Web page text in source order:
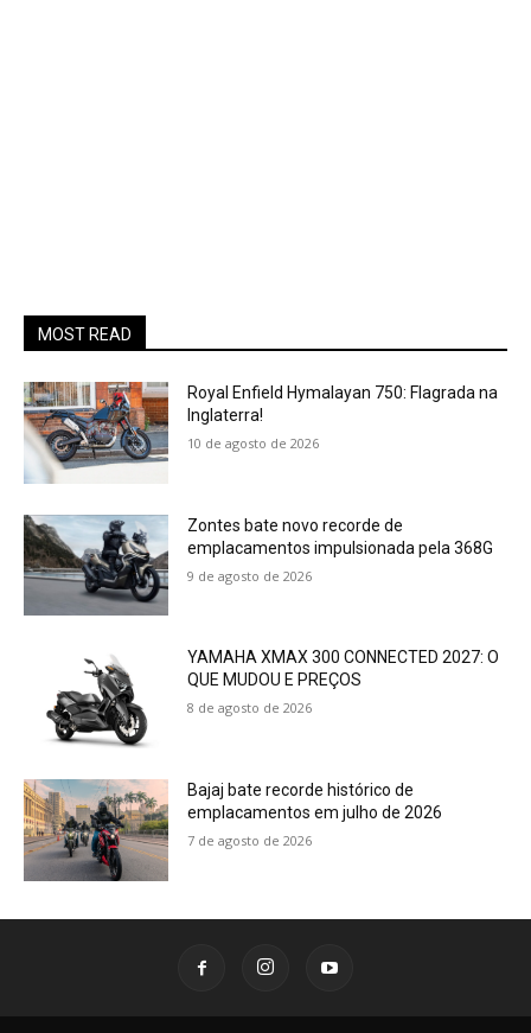
MOST READ
Royal Enfield Hymalayan 750: Flagrada na
Inglaterra!
10 de agosto de 2026
Zontes bate novo recorde de
emplacamentos impulsionada pela 368G
9 de agosto de 2026
YAMAHA XMAX 300 CONNECTED 2027: O
QUE MUDOU E PREÇOS
8 de agosto de 2026
Bajaj bate recorde histórico de
emplacamentos em julho de 2026
7 de agosto de 2026